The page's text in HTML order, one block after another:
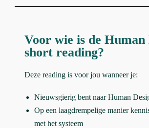
Voor wie is de Human
short reading?
Deze reading is voor jou wanneer je:
Nieuwsgierig bent naar Human
Op een laagdrempelige manier
met het systeem